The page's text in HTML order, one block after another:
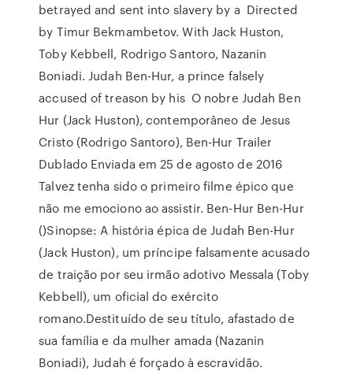
betrayed and sent into slavery by a Directed
by Timur Bekmambetov. With Jack Huston,
Toby Kebbell, Rodrigo Santoro, Nazanin
Boniadi. Judah Ben-Hur, a prince falsely
accused of treason by his O nobre Judah Ben
Hur (Jack Huston), contemporâneo de Jesus
Cristo (Rodrigo Santoro), Ben-Hur Trailer
Dublado Enviada em 25 de agosto de 2016
Talvez tenha sido o primeiro filme épico que
não me emociono ao assistir. Ben-Hur Ben-Hur
()Sinopse: A história épica de Judah Ben-Hur
(Jack Huston), um príncipe falsamente acusado
de traição por seu irmão adotivo Messala (Toby
Kebbell), um oficial do exército
romano.Destituído de seu título, afastado de
sua família e da mulher amada (Nazanin
Boniadi), Judah é forçado à escravidão.